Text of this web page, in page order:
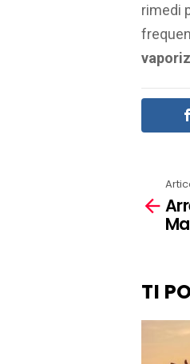
rimedi
more
TI